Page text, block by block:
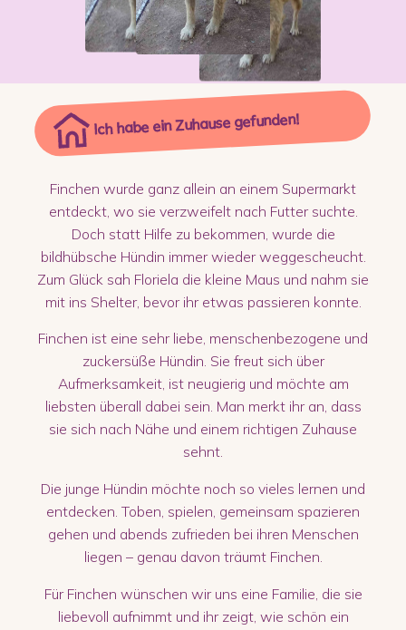
Ich habe ein Zuhause gefunden!
Finchen wurde ganz allein an einem Supermarkt
entdeckt, wo sie verzweifelt nach Futter suchte.
Doch statt Hilfe zu bekommen, wurde die
bildhübsche Hündin immer wieder weggescheucht.
Zum Glück sah Floriela die kleine Maus und nahm sie
mit ins Shelter, bevor ihr etwas passieren konnte.
Finchen ist eine sehr liebe, menschenbezogene und
zuckersüße Hündin. Sie freut sich über
Aufmerksamkeit, ist neugierig und möchte am
liebsten überall dabei sein. Man merkt ihr an, dass
sie sich nach Nähe und einem richtigen Zuhause
sehnt.
Die junge Hündin möchte noch so vieles lernen und
entdecken. Toben, spielen, gemeinsam spazieren
gehen und abends zufrieden bei ihren Menschen
liegen – genau davon träumt Finchen.
Für Finchen wünschen wir uns eine Familie, die sie
liebevoll aufnimmt und ihr zeigt, wie schön ein